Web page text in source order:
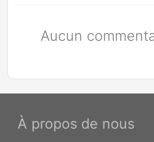
Aucun
À propos de nous